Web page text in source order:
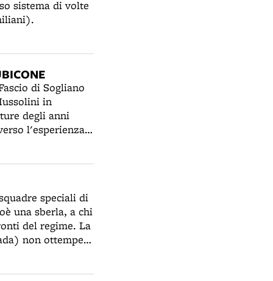
sistema di volte
di Sogliano
in
degli anni
l'esperienza
- rivestita
da un
due fasci e la
nel
e culturali
e ha
di progetti
Bonifica
speciali di
una sberla, a chi
del regime. La
non ottempera
In